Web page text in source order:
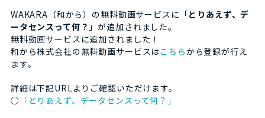
WAKARA（和から）の無料動画サービスに「とりあえず、デ
ータセンスって何？ 」が追加されました。
無料動画サービスに追加されました！
和から株式会社の無料動画サービスはこちらから登録が行え
ます。
詳細は下記URLよりご確認いただけます。
○ 「とりあえず、データセンスって何？」